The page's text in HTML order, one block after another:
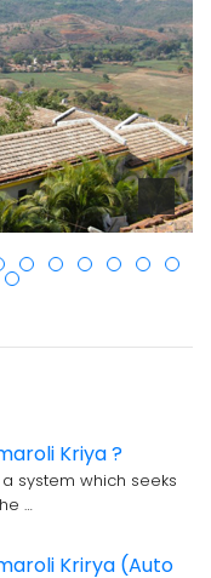
Kriya ?
system which seeks
…
Krirya (Auto